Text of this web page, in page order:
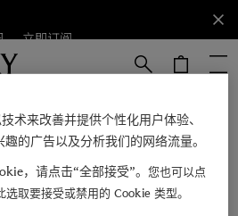
。 立即订阅
术来改善并提供个性化用户体验、
的广告以及分析我们的网络流量。
，请点击“全部接受”。您也可以点
选取要接受或禁用的 Cookie 类型。